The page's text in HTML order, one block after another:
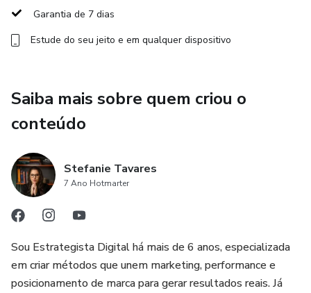
criar engajamento real e levar seu público a interagir e
🎯 Este curso é perfeito para quem:
– Sente que suas lives não têm engajamento ou audiência
suficiente 😓
manualmente
– Busca uma forma prática e automática de gerar vendas
constantes
Garantia de 7 dias
Estude do seu jeito e em qualquer dispositivo
Saiba mais sobre quem criou o
conteúdo
Stefanie Tavares
7 Ano Hotmarter
Sou Estrategista Digital há mais de 6 anos, especializada
em criar métodos que unem marketing, performance e
posicionamento de marca para gerar resultados reais. Já